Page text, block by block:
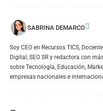
SABRINA DEMARCO
Soy CEO en Recursos TICS,
Digital, SEO SR y redactora con
sobre Tecnología, Educación,
empresas nacionales e